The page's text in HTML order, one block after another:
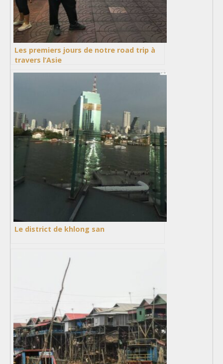
Les premiers jours de notre road trip à
travers l’Asie
Le district de khlong san